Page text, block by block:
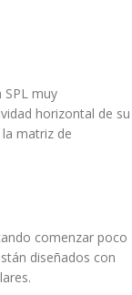
muy
horizontal de su
matriz de
comenzar poco
diseñados con